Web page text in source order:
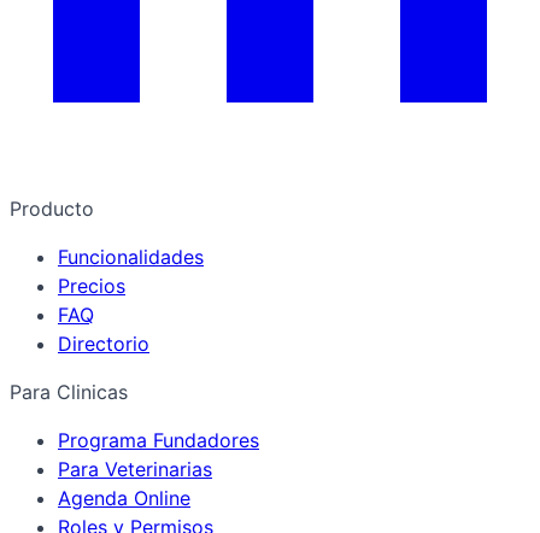
Producto
Funcionalidades
Precios
FAQ
Directorio
Para Clinicas
Programa Fundadores
Para Veterinarias
Agenda Online
Roles y Permisos